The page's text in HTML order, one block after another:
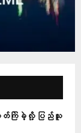
ပတ်ကြဲခဲ့လို့ ပြည်သူ